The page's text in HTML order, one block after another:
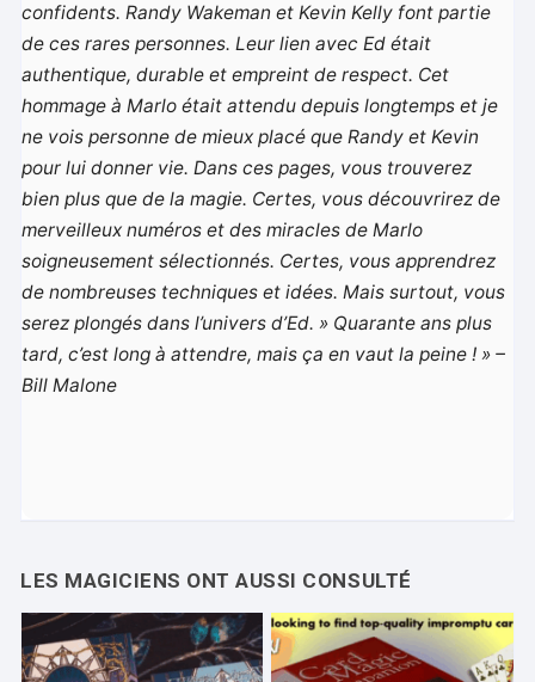
confidents. Randy Wakeman et Kevin Kelly font partie
de ces rares personnes. Leur lien avec Ed était
authentique, durable et empreint de respect. Cet
hommage à Marlo était attendu depuis longtemps et je
ne vois personne de mieux placé que Randy et Kevin
pour lui donner vie. Dans ces pages, vous trouverez
bien plus que de la magie. Certes, vous découvrirez de
merveilleux numéros et des miracles de Marlo
soigneusement sélectionnés. Certes, vous apprendrez
de nombreuses techniques et idées. Mais surtout, vous
serez plongés dans l’univers d’Ed. » Quarante ans plus
tard, c’est long à attendre, mais ça en vaut la peine ! » –
Bill Malone